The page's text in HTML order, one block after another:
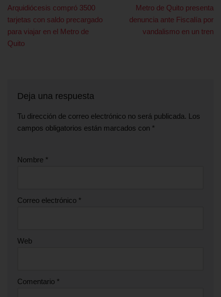
Arquidiócesis compró 3500
tarjetas con saldo precargado
para viajar en el Metro de
Quito
Metro de Quito presenta
denuncia ante Fiscalía por
vandalismo en un tren
Deja una respuesta
Tu dirección de correo electrónico no será publicada. Los
campos obligatorios están marcados con *
Nombre *
Correo electrónico *
Web
Comentario *